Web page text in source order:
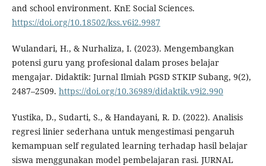
and school environment. KnE Social Sciences.
https://doi.org/10.18502/kss.v6i2.9987
Wulandari, H., & Nurhaliza, I. (2023). Mengembangkan
potensi guru yang profesional dalam proses belajar
mengajar. Didaktik: Jurnal Ilmiah PGSD STKIP Subang, 9(2),
2487–2509. https://doi.org/10.36989/didaktik.v9i2.990
Yustika, D., Sudarti, S., & Handayani, R. D. (2022). Analisis
regresi linier sederhana untuk mengestimasi pengaruh
kemampuan self regulated learning terhadap hasil belajar
siswa menggunakan model pembelajaran rasi. JURNAL